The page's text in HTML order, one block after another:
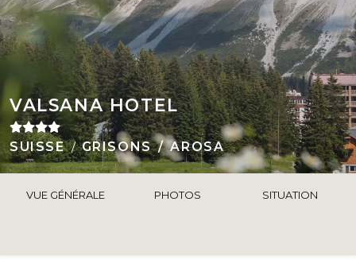
VALSANA HOTEL
SUISSE GRISONS AROSA
VUE GÉNÉRALE PHOTOS SITUATION